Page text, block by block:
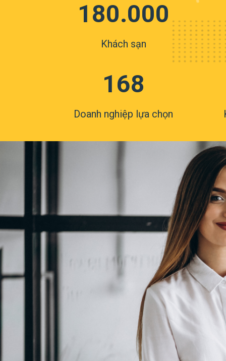
180.000
Khách sạn
168
Doanh nghiệp lựa chọn